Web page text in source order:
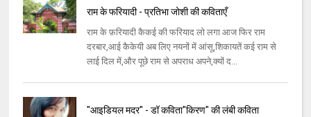
राम के फरियादी - प्रतिभा जोशी की कविताएँ
राम के फ़रियादी कैकई की फरियाद लो लगा आज फिर राम
दरबार,आई कैकेयी अब लिए नयनों में आंसू,शिकायतें कई राम से
लाई दिल में,और पूछे राम से अपराध अपने,क्यों द...
"आइडियल मदर" - डॉ कविता"किरण" की लंबी कविता